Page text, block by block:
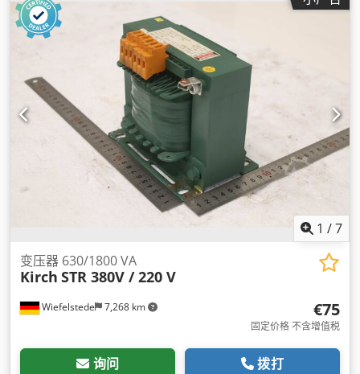
1 /7
Wiefelstede 7,268 km
变压器 630/1800 VA
Kirch STR 380V / 220 V
€75
固定价格 不含增值税
询问 拨打